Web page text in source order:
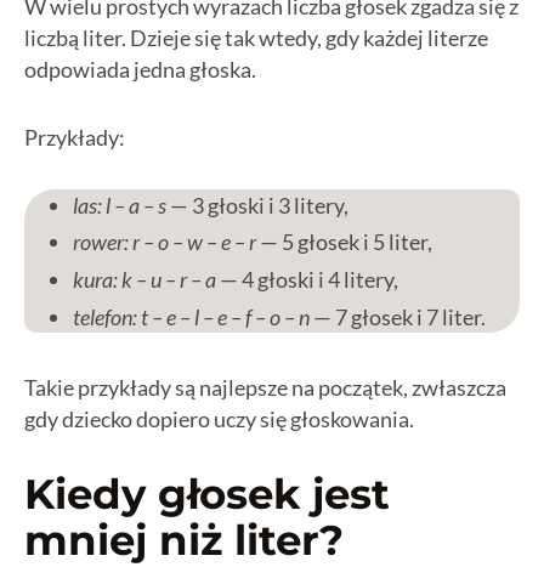
W wielu prostych wyrazach liczba głosek zgadza się z
liczbą liter. Dzieje się tak wtedy, gdy każdej literze
odpowiada jedna głoska.
Przykłady:
las: l – a – s— 3 głoski i 3 litery,
rower: r – o – w – e – r— 5 głosek i 5 liter,
kura: k – u – r – a— 4 głoski i 4 litery,
telefon: t – e – l – e – f – o – n— 7 głosek i 7 liter.
Takie przykłady są najlepsze na początek, zwłaszcza
gdy dziecko dopiero uczy się głoskowania.
Kiedy głosek jest
mniej niż liter?